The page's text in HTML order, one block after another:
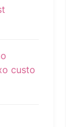
custo